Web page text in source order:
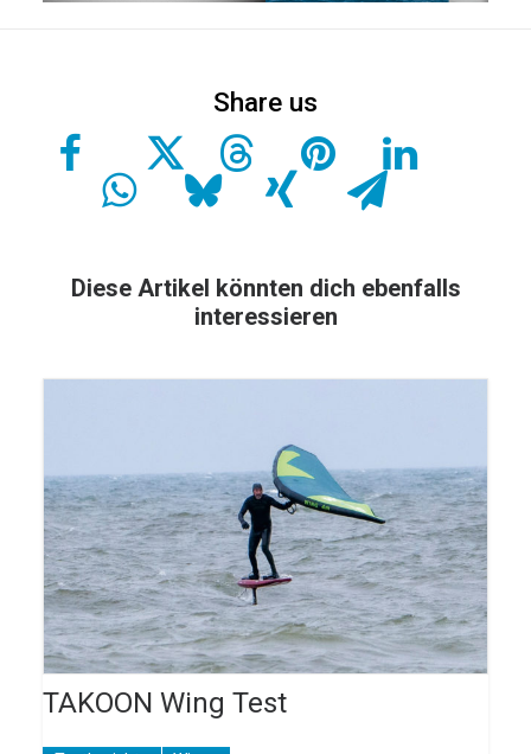
Diese Artikel könnten dich ebenfalls
interessieren
TAKOON Wing Test